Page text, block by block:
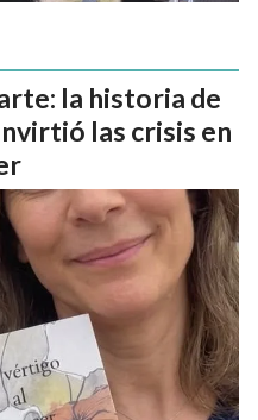
la historia de
las crisis en